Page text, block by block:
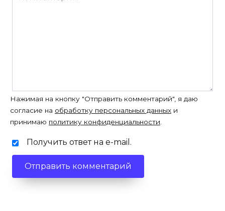
Нажимая на кнопку "Отправить комментарий", я даю
согласие на обработку персональных данных и
принимаю политику конфиденциальности.
Получить ответ на e-mail.